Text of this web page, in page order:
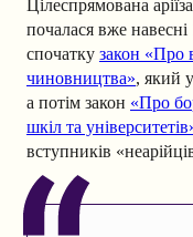
Цілеспрямована
почалася вже
спочатку закон «Про
чиновництва», який
а потім закон «Про
шкіл та
вступників